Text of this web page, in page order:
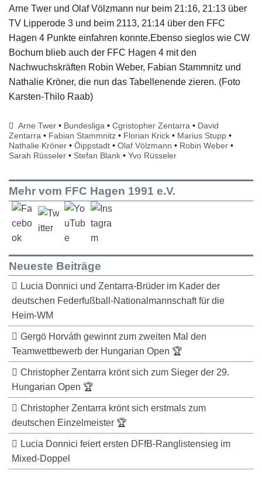
Arne Twer und Olaf Völzmann nur beim 21:16, 21:13 über
TV Lipperode 3 und beim 2113, 21:14 über den FFC
Hagen 4 Punkte einfahren konnte.Ebenso sieglos wie CW
Bochum blieb auch der FFC Hagen 4 mit den
Nachwuchskräften Robin Weber, Fabian Stammnitz und
Nathalie Kröner, die nun das Tabellenende zieren. (Foto
Karsten-Thilo Raab)
Arne Twer • Bundesliga •Cgristopher Zentarra • David
Zentarra • Fabian Stammnitz • Florian Krick • Marius Stupp •
Nathalie Kröner • Öippstadt • Olaf Völzmann • Robin Weber •
Sarah Rüsseler • Stefan Blank • Yvo Rüsseler
Mehr vom FFC Hagen 1991 e.V.
Neueste Beiträge
Lucia Donnici und Zentarra-Brüder im Kader der
deutschen Federfußball-Nationalmannschaft für die
Heim-WM
Gergö Horváth gewinnt zum zweiten Mal den
Teamwettbewerb der Hungarian Open 🏆
Christopher Zentarra krönt sich zum Sieger der 29.
Hungarian Open 🏆
Christopher Zentarra krönt sich erstmals zum
deutschen Einzelmeister 🏆
Lucia Donnici feiert ersten DFfB-Ranglistensieg im
Mixed-Doppel